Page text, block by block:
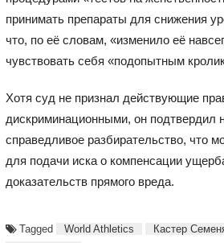
принимать препараты для снижения
что, по её словам, «изменило её
чувствовать себя «подопытным
Хотя суд не признал действующие
дискриминационными, он подтвердил
справедливое разбирательство, что
для подачи иска о компенсации
доказательств прямого вреда.
Tagged World Athletics Кастер